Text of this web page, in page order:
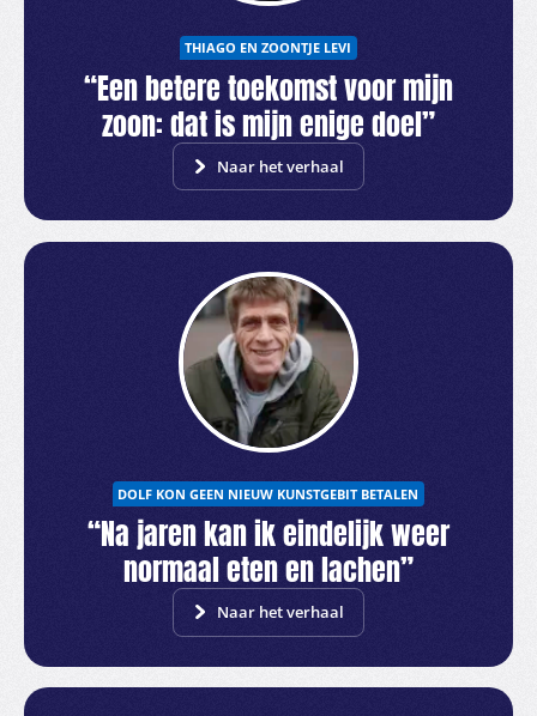
THIAGO EN ZOONTJE LEVI
“Een betere toekomst voor mijn
zoon: dat is mijn enige doel”
Naar het verhaal
DOLF KON GEEN NIEUW KUNSTGEBIT BETALEN
“Na jaren kan ik eindelijk weer
normaal eten en lachen”
Naar het verhaal